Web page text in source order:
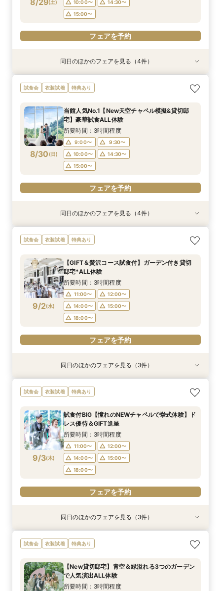
フェアを予約
フェアを予約
8/29(土) 10:00〜
14:30〜
15:00〜
フェアを予約
8/29(土)
【遠方の方◎オンライン相談会】スマホで簡単！
豪華10大特典付き
9:30〜
10:00〜
14:30〜
15:00〜
フェアを予約
衣装試着 特典あり
8/29(土)
【少人数で挙式重視】アットホームなNewチャペ
ル体験&ドレス優待
9:00〜
9:30〜
10:00〜
14:30〜
15:00〜
フェアを予約
衣装試着 特典あり
8/29(土)
おもてなし体験【国産牛フィレ試食】料理ランク
UP＆New貸切邸宅
9:00〜
9:30〜
10:00〜
14:30〜
15:00〜
フェアを予約
衣装試着 特典あり
8/29(土)
【初めての見学にオススメ】見積りまでしっかり
相談★全館見学
9:00〜
9:30〜
10:00〜
14:30〜
15:00〜
フェアを予約
同日のほかのフェアを見る（4件）
試食会 衣装試着 特典あり
8/30 (日)
当館人気No.1【New天空チャペル模擬&貸切邸
宅】豪華試食ALL体験
所要時間：3時間程度
9:00〜
9:30〜
10:00〜
14:30〜
15:00〜
フェアを予約
衣装試着 特典あり 動画あり
8/30(日)
おもてなし体験【国産牛フィレ試食】料理ランク
UP＆New貸切邸宅
9:00〜
10:00〜
14:30〜
15:00〜
フェアを予約
8/30(日)
【遠方の方◎オンライン相談会】スマホで簡単！
豪華10大特典付き
9:30〜
14:30〜
15:00〜
フェアを予約
衣装試着 特典あり
8/30(日)
【初めての見学にオススメ】見積りまでしっかり
相談★全館見学
9:00〜
10:00〜
14:30〜
15:00〜
フェアを予約
衣装試着 特典あり
8/30(日)
【少人数で挙式重視】アットホームなNewチャペ
ル体験&ドレス優待
9:00〜
10:00〜
14:30〜
15:00〜
フェアを予約
同日のほかのフェアを見る（4件）
試食会 衣装試着 特典あり
9/2(水)
【GIFT＆贅沢コース試食付】ガーデン付き貸切
邸宅*ALL体験
所要時間：3時間程度
11:00〜
12:00〜
14:00〜
15:00〜
18:00〜
フェアを予約
9/2(水)
【遠方の方◎オンライン相談会】スマホで簡単！
豪華10大特典付き
12:00〜
14:00〜
15:00〜
18:00〜
フェアを予約
衣装試着 特典あり
9/2(水)
【おもてなし重視◎】料理ランクUP＆10大特典
★貸切体験＆相談会
11:00〜
12:00〜
14:00〜
15:00〜
17:30〜
フェアを予約
衣装試着 特典あり
9/2(水)
【1組限定★貸切邸宅】少人数で挙式会食♪New
挙式体験＆豪華試食付き
11:00〜
12:00〜
14:00〜
15:00〜
17:30〜
フェアを予約
同日のほかのフェアを見る（3件）
試食会 衣装試着 特典あり
9/3(木)
試食付BIG【憧れのNEWチャペルで挙式体験】ド
レス優待＆GIFT進呈
所要時間：3時間程度
11:00〜
12:00〜
14:00〜
15:00〜
18:00〜
フェアを予約
9/3(木)
【遠方の方◎オンライン相談会】スマホで簡単！
豪華10大特典付き
12:00〜
14:00〜
15:00〜
18:00〜
衣装試着 特典あり
9/3(木)
【おもてなし重視◎】料理ランクUP＆10大特典
★貸切体験＆相談会
11:00〜
12:00〜
14:00〜
15:00〜
衣装試着 特典あり
9/3(木)
【1組限定★貸切邸宅】少人数で挙式会食♪New
挙式体験＆豪華試食付き
11:00〜
12:00〜
14:00〜
15:00〜
同日のほかのフェアを見る（3件）
試食会 衣装試着 特典あり
【New貸切邸宅】青空＆緑溢れる3つのガーデン
で人気演出ALL体験
所要時間：3時間程度